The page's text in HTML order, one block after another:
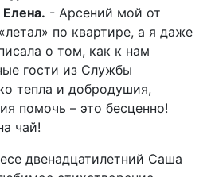
- Арсений мой от
по квартире, а я даже
о том, как к нам
гости из Службы
тепла и добродушия,
помочь – это бесценно!
чай!
двенадцатилетний Саша